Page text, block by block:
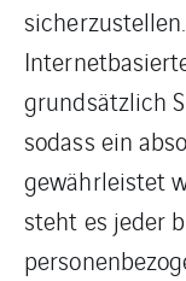
grundsätzlich
sodass ein
gewährleistet
steht es jeder